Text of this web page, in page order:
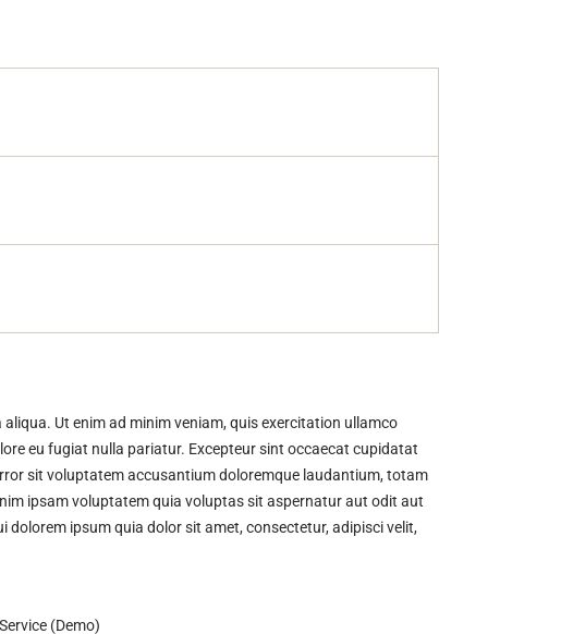
Ut enim ad minim veniam, quis exercitation ullamco
eu fugiat nulla pariatur. Excepteur sint occaecat cupidatat
sit voluptatem accusantium doloremque laudantium, totam
ipsam voluptatem quia voluptas sit aspernatur aut odit aut
ipsum quia dolor sit amet, consectetur, adipisci velit,
(Demo)